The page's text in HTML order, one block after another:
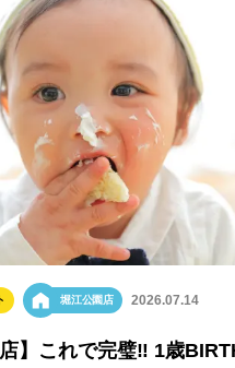
堀江公園店 2026.07.14
店】これで完璧‼️ 1歳